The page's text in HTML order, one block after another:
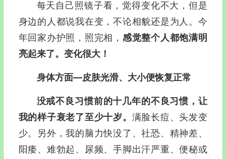
每天自己照镜子看，觉得变化不大，但是
身边的人都说我在变，不论相貌还是为人。今
年回家办护照，照完相， 感觉整个人都饱满明
亮起来了。 变化很大！
身体方面—皮肤光滑、大小便恢复正常
没戒不良习惯前的十几年的不良习惯，让
我的样子衰老了至少十岁。 满脸长痘、头发变
少。另外，我的脑力快没了、社恐、精神差、
阳痿、难勃起、尿频、手脚出汗严重、便秘或